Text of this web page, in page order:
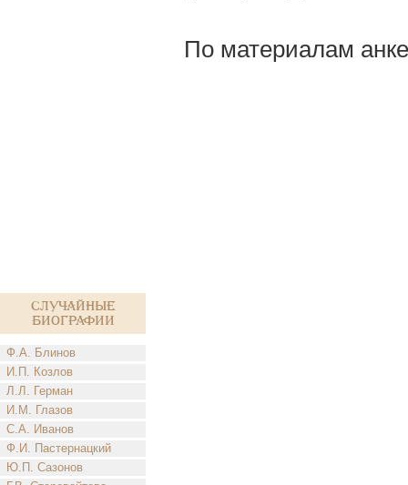
Случайные
биографии
Ф.А. Блинов
И.П. Козлов
Л.Л. Герман
И.М. Глазов
С.А. Иванов
Ф.И. Пастернацкий
Ю.П. Сазонов
По материалам